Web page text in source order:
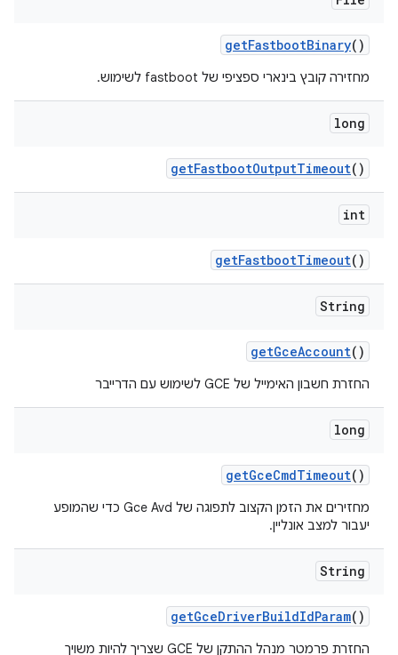
getFastbootBinary()
מחזירה קובץ בינארי ספציפי של fastboot לשימוש.
long
getFastbootOutputTimeout()
int
getFastbootTimeout()
String
getGceAccount()
החזרת חשבון האימייל של GCE לשימוש עם הדרייבר
long
getGceCmdTimeout()
מחזירים את הזמן הקצוב לתפוגה של Gce Avd כדי שהמופע
יעבור למצב אונליין.
String
getGceDriverBuildIdParam()
החזרת פרמטר מנהל ההתקן של GCE שצריך להיות משויך